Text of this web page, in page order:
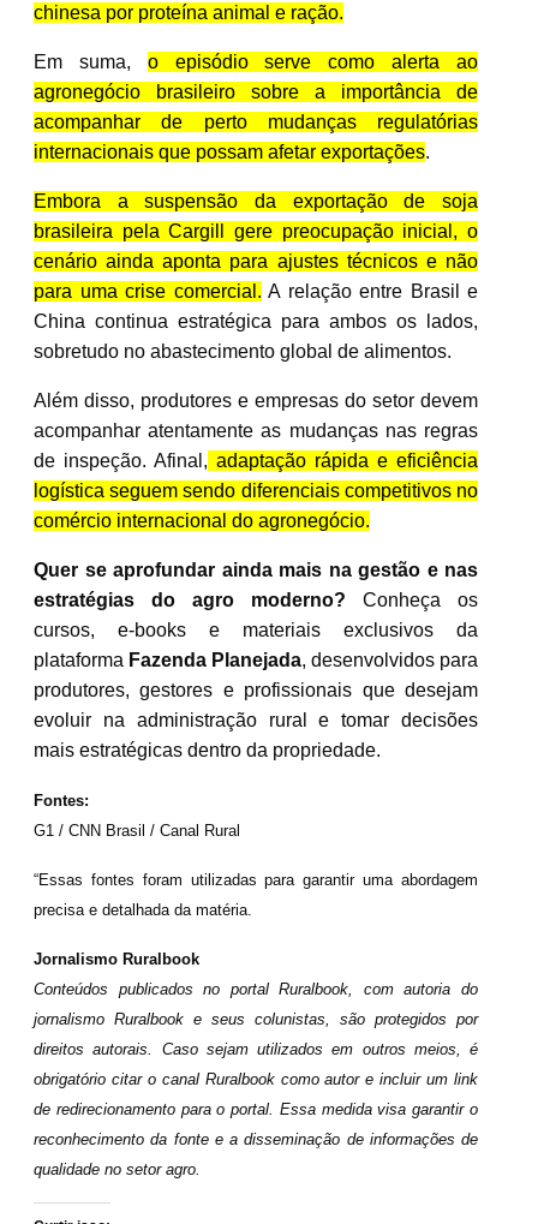
chinesa por proteína animal e ração.
Em suma, o episódio serve como alerta ao
agronegócio brasileiro sobre a importância de
acompanhar de perto mudanças regulatórias
internacionais que possam afetar exportações.
Embora a suspensão da exportação de soja
brasileira pela Cargill gere preocupação inicial, o
cenário ainda aponta para ajustes técnicos e não
para uma crise comercial. A relação entre Brasil e
China continua estratégica para ambos os lados,
sobretudo no abastecimento global de alimentos.
Além disso, produtores e empresas do setor devem
acompanhar atentamente as mudanças nas regras
de inspeção. Afinal, adaptação rápida e eficiência
logística seguem sendo diferenciais competitivos no
comércio internacional do agronegócio.
Quer se aprofundar ainda mais na gestão e nas
estratégias do agro moderno? Conheça os
cursos, e-books e materiais exclusivos da
plataforma Fazenda Planejada, desenvolvidos para
produtores, gestores e profissionais que desejam
evoluir na administração rural e tomar decisões
mais estratégicas dentro da propriedade.
Fontes:
G1 / CNN Brasil / Canal Rural
“Essas fontes foram utilizadas para garantir uma abordagem
precisa e detalhada da matéria.
Jornalismo Ruralbook
Conteúdos publicados no portal Ruralbook, com autoria do
jornalismo Ruralbook e seus colunistas, são protegidos por
direitos autorais. Caso sejam utilizados em outros meios, é
obrigatório citar o canal Ruralbook como autor e incluir um link
de redirecionamento para o portal. Essa medida visa garantir o
reconhecimento da fonte e a disseminação de informações de
qualidade no setor agro.